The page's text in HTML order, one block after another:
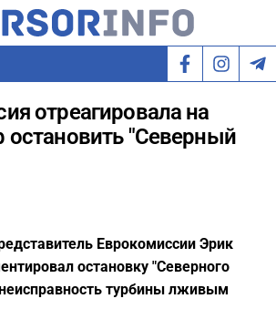
отреагировала на
"Северный
Еврокомиссии Эрик
остановку "Северного
турбины лживым